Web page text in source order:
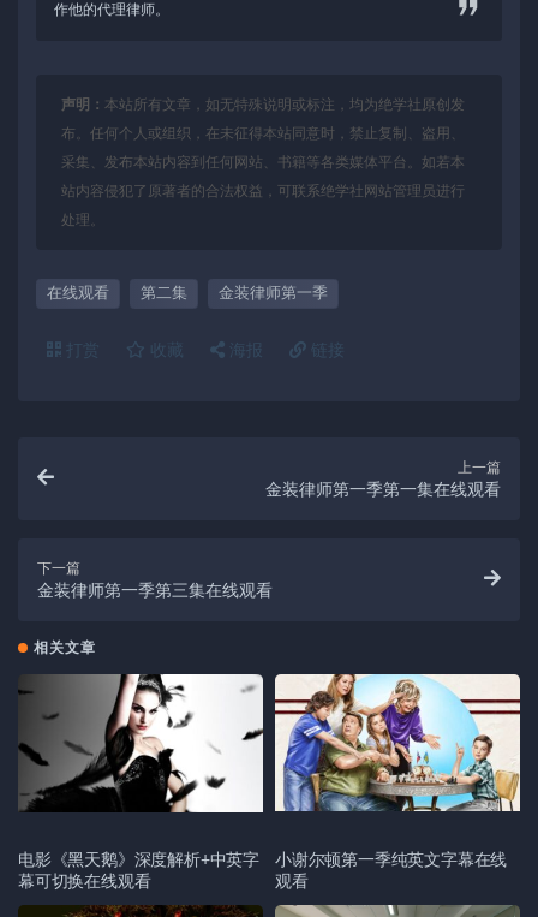
作他的代理律师。
声明： 本站所有文章，如无特殊说明或标注，均为绝学社原创发
布。任何个人或组织，在未征得本站同意时，禁止复制、盗用、
采集、发布本站内容到任何网站、书籍等各类媒体平台。如若本
站内容侵犯了原著者的合法权益，可联系绝学社网站管理员进行
处理。
在线观看 第二集 金装律师第一季
打赏 收藏 海报 链接
上一篇
金装律师第一季第一集在线观看
下一篇
金装律师第一季第三集在线观看
相关文章
电影《黑天鹅》深度解析+中英字
幕可切换在线观看
小谢尔顿第一季纯英文字幕在线
观看